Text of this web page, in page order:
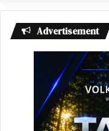
Advertisement